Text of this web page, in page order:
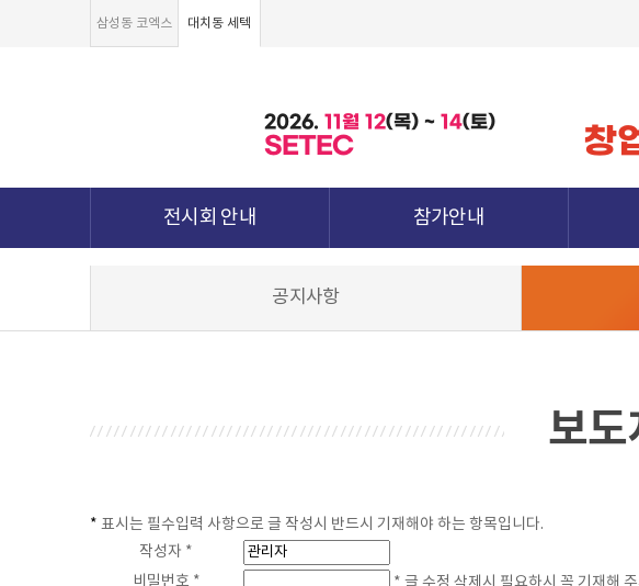
삼성동 코엑스 대치동 세텍
2026. 11월 12(목) ~ 14(토)
SETEC 창
전시회 안내 참가안내
공지사항
보도
* 표시는 필수입력 사항으로 글 작성시 반드시 기재해야 하는 항목입니다.
작성자 *
비밀번호 *
* 글 수정 삭제시 필요하시 꼭 기재해